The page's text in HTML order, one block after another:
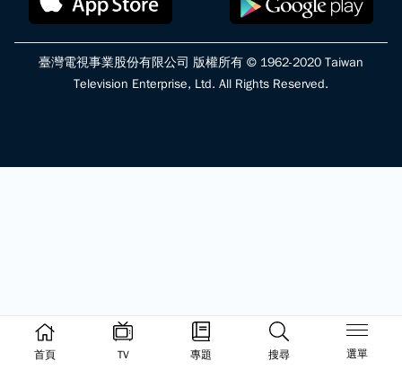
首頁 TV 專題 搜尋 選單
臺灣電視事業股份有限公司 版權所有 © 1962-2020 Taiwan
Television Enterprise, Ltd. All Rights Reserved.